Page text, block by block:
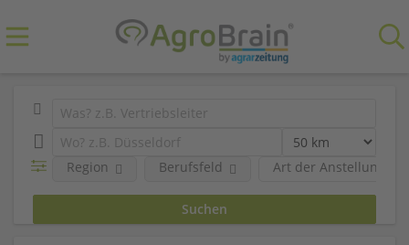
Art der Anstellung
Region Berufsfeld